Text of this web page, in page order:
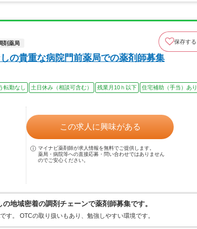
剤薬局 保存する
の貴重な病院門前薬局での薬剤師募集
転勤なし 土日休み（相談可含む） 残業月10ｈ以下
住宅補助（手当）あり
この求人に興味がある
マイナビ薬剤師が求人情報を無料でご提供します。
薬局・病院等への直接応募・問い合わせではありません
のでご安心ください。
地域密着の調剤チェーンで薬剤師募集です。
。 OTCの取り扱いもあり、勉強しやすい環境です。